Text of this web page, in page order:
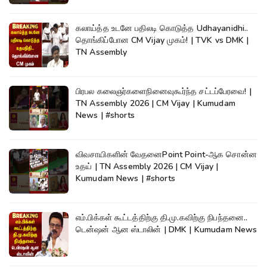
கலாய்த்த உடனே பதிலடி கொடுத்த Udhayanidhi..
தொங்கிப்போன CM Vijay முகம்! | TVK vs DMK |
TN Assembly
பிரபல கலைஞர்களைநினைவுகூர்ந்த சட்டப்பேரவை! |
TN Assembly 2026 | CM Vijay | Kumudam
News | #shorts
விவசாயிகளின் வேதனைPoint Point-ஆக சொன்ன
உதய் | TN Assembly 2026 | CM Vijay |
Kumudam News | #shorts
எம்.பிக்கள் கூட்டத்திற்கு தி.மு.கவிற்கு நிபந்தனை..
டென்ஷன் ஆன ஸ்டாலின் | DMK | Kumudam News